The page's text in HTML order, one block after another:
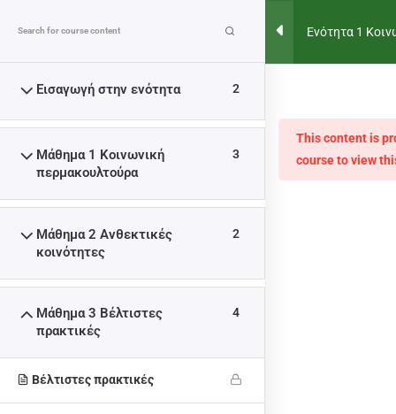
MENU
ΕΝΌΤΗΤΑ 1 ΚΟΙΝΩΝΙΚΉ
ΠΕΡΜΑΚΟΥΛΤΟΎΡΑ ΚΑΙ
ΑΝΘΕΚΤΙΚΈΣ ΚΟΙΝΌΤΗΤΕΣ
> COURSES > ΕΝΌΤΗΤΑ 1 ΚΟΙΝΩΝΙΚΉ ΠΕΡΜΑΚΟΥΛΤΟΎΡΑ
Ενότητα 1
Εισαγωγή στην ενότητα 2
Μάθημα 1 Κοινωνική
περμακουλτούρα
3
Μάθημα 2 Ανθεκτικές
κοινότητες
2
Μάθημα 3 Βέλτιστες
πρακτικές
4
Βέλτιστες πρακτικές
This content is
course to view
Η υποστήριξη της Ευρωπαϊκής Επιτροπής για την
παραγωγή αυτής της δημοσίευσης δεν συνιστά έγκριση
του περιεχομένου, το οποίο αντικατοπτρίζει μόνο τις
απόψεις των συγγραφέων και η Επιτροπή δεν μπορεί να